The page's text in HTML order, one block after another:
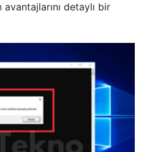
avantajlarını detaylı bir